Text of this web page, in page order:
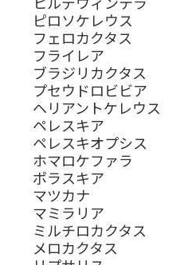
ピロソケレウス
フェロカクタス
フライレア
ブラジリカクタス
プセウドロビビア
ヘリアントケレウス
ペレスキア
ペレスキオプシス
ホマロケファラ
ポラスキア
マツカナ
マミラリア
ミルチロカクタス
メロカクタス